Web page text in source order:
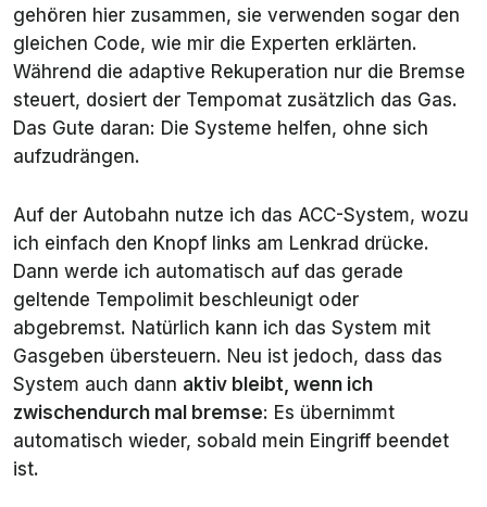
gehören hier zusammen, sie verwenden sogar den
gleichen Code, wie mir die Experten erklärten.
Während die adaptive Rekuperation nur die Bremse
steuert, dosiert der Tempomat zusätzlich das Gas.
Das Gute daran: Die Systeme helfen, ohne sich
aufzudrängen.
Auf der Autobahn nutze ich das ACC-System, wozu
ich einfach den Knopf links am Lenkrad drücke.
Dann werde ich automatisch auf das gerade
geltende Tempolimit beschleunigt oder
abgebremst. Natürlich kann ich das System mit
Gasgeben übersteuern. Neu ist jedoch, dass das
System auch dann aktiv bleibt, wenn ich
zwischendurch mal bremse: Es übernimmt
automatisch wieder, sobald mein Eingriff beendet
ist.